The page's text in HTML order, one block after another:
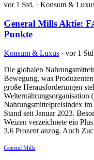
vor 1 Std. · Konsum &
General Mills Aktie:
Punkte
Konsum & Luxus · vor 1
Die globalen
Bewegung, was
große Herausforderungen
Welternährungsorganisation
Nahrungsmittelpreisindex
Stand seit Januar 2023.
Weizen verzeichnete ein
3,6 Prozent anzog. Auch
General Mills